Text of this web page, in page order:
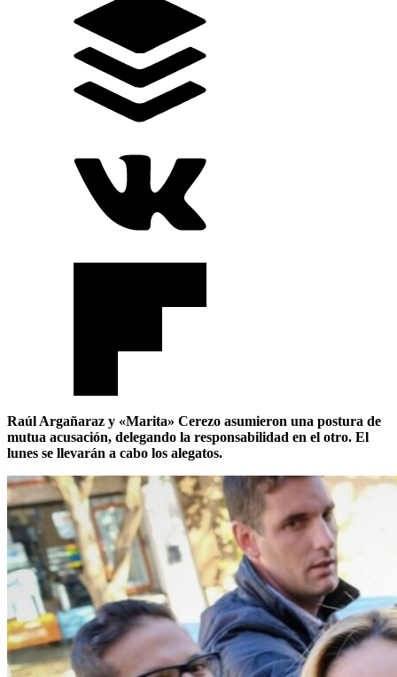
Raúl Argañaraz y «Marita» Cerezo asumieron una postura de
mutua acusación, delegando la responsabilidad en el otro. El
lunes se llevarán a cabo los alegatos.